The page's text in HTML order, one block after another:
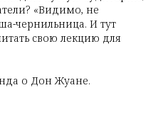
«Видимо, не
чернильница. И тут
свою лекцию для
о Дон Жуане.